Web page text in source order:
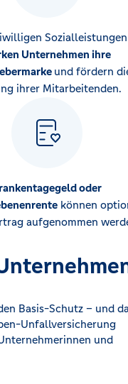
Sozialleistungen
Unternehmen ihre
und fördern
ihrer Mitarbeitenden.
oder
können
aufgenommen
Basis-Schutz – und
Unfallversicherung
und